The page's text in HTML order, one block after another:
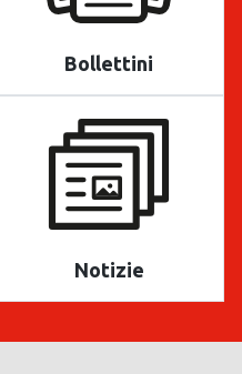
Bollettini
Notizie